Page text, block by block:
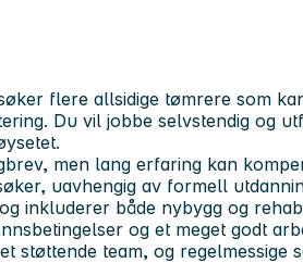
flere allsidige tømrere som
Du vil jobbe selvstendig og
men lang erfaring kan
uavhengig av formell
inkluderer både nybygg og
og et meget godt
støttende team, og regelmessige